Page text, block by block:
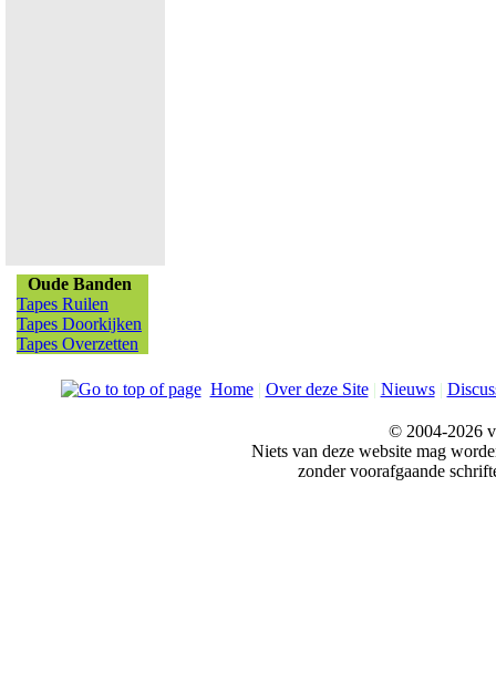
Oude Banden
Tapes Ruilen
Tapes Doorkijken
Tapes Overzetten
Home| Over deze Site| Nieuws|
© 2004-2026
Niets van deze website mag
zonder voorafgaande